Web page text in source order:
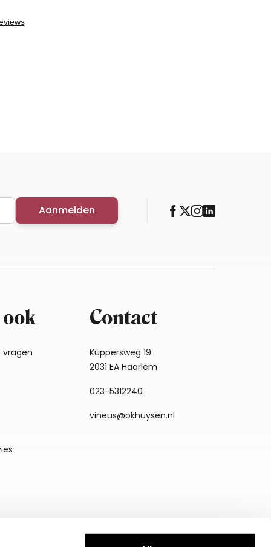
Aanmelden
vragen
Contact
Küppersweg 19
2031 EA Haarlem
023-5312240
vineus@okhuysen.nl